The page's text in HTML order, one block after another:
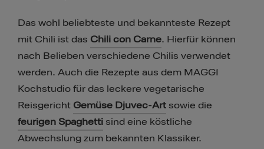
Das wohl beliebteste und bekannteste Rezept
mit Chili ist das Chili con Carne. Hierfür können
nach Belieben verschiedene Chilis verwendet
werden. Auch die Rezepte aus dem MAGGI
Kochstudio für das leckere vegetarische
Reisgericht Gemüse Djuvec-Art sowie die
feurigen Spaghetti sind eine köstliche
Abwechslung zum bekannten Klassiker.